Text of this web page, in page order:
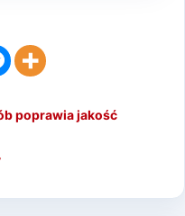
poprawia jakość